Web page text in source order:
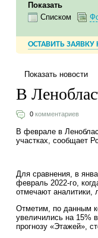
Показать
Списком
ОСТАВИТЬ ЗАЯВКУ
Показать новости
В
0 комментариев
В феврале в
участках, сообщает
Для сравнения, в
февраль 2022-го,
отмечают аналитики,
Отметим, по данным
увеличились на 15%
прогнозу «Этажей»,